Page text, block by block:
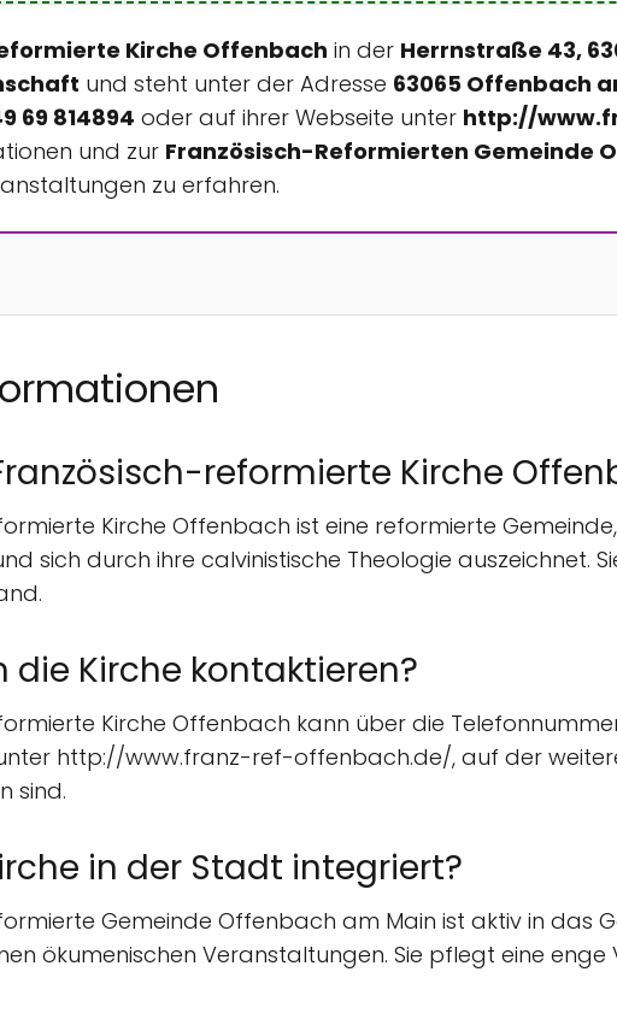
Kirche Offenbach in der Herrnstraße 43,
und steht unter der Adresse 63065 Offenbach
69 814894 oder auf ihrer Webseite unter http://
und zur Französisch-Reformierten Gemeinde
zu erfahren.
reformierte Kirche
Kirche Offenbach ist eine reformierte
sich durch ihre calvinistische Theologie auszeichnet.
die Kirche kontaktieren?
Kirche Offenbach kann über die
http://www.franz-ref-offenbach.de/, auf der
sind.
in der Stadt integriert?
Gemeinde Offenbach am Main ist aktiv in
ökumenischen Veranstaltungen. Sie pflegt eine